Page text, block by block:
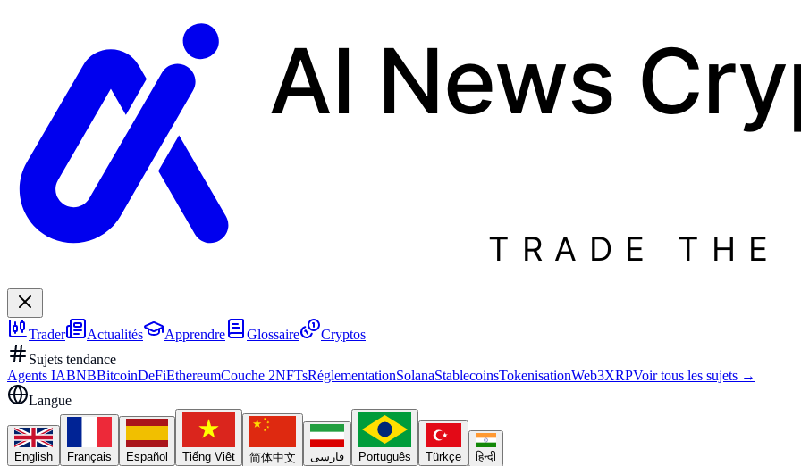
AI News
TRADE THE
Trader Actualités Apprendre Glossaire
Cryptos
Sujets tendance
Agents IABNBBitcoinDeFiEthereumCouche 2NFTsRéglementationSolanaStablecoinsTokenisationWeb3XRPVoir tous les sujets →
Langue
English Français Español Tiếng Việt 简体中文 فارسی Português Türkçe हिन्दी